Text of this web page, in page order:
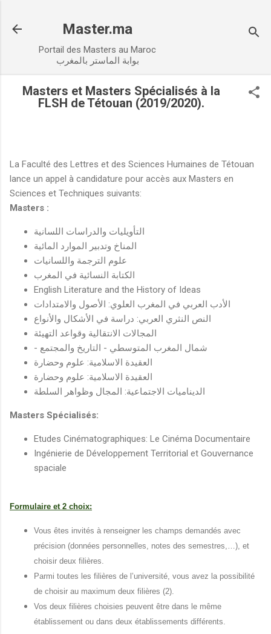
Master.ma
Portail des Masters au Maroc
بوابة الماستر بالمغرب
Masters et Masters Spécialisés à la
FLSH de Tétouan (2019/2020).
La Faculté des Lettres et des Sciences Humaines de Tétouan
lance un appel à candidature pour accès aux Masters en
Sciences et Techniques suivants:
Masters :
التأويليات والدراسات اللسانية
المناخ وتدبير الموارد المائية
علوم الترجمة واللسانيات
الكتابة النسائية في المغرب
English Literature and the History of Ideas
الأدب العربي في المغرب العلوي: الأصول والامتدادات
النص النثري العربي: دراسة في الأشكال والأنواع
المجالات الانتقالية وقواعد التهيئة
- شمال المغرب المتوسطي - التاريخ والمجتمع
العقيدة الاسلامية: علوم وحضارة
العقيدة الاسلامية: علوم وحضارة
الديناميات الاجتماعية: المجال وظواهر السلطة
Masters Spécialisés:
Etudes Cinématographiques: Le Cinéma Documentaire
Ingénierie de Développement Territorial et Gouvernance
spaciale
Formulaire et 2 choix:
Vous êtes invités à renseigner les champs demandés avec
précision (données personnelles, notes des semestres,…), et
choisir deux filières.
Parmi toutes les filières de l’université, vous avez la possibilité
de choisir au maximum deux filières (2).
Vos deux filières choisies peuvent être dans le même
établissement ou dans deux établissements différents.